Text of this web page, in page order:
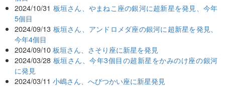
2024/10/31 板垣さん、やまねこ座の銀河に超新星を発見、今年
5個目
2024/09/13 板垣さん、アンドロメダ座の銀河に超新星を発見、
今年4個目
2024/09/10 板垣さん、さそり座に新星を発見
2024/03/28 板垣さん、今年3個目の超新星をかみのけ座の銀河
に発見
2024/03/11 小嶋さん、へびつかい座に新星発見